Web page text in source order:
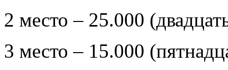
2 место – 25.000
3 место – 15.000